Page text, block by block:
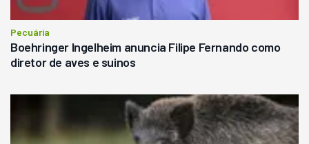
Pecuária
Boehringer Ingelheim anuncia Filipe Fernando como
diretor de aves e suinos